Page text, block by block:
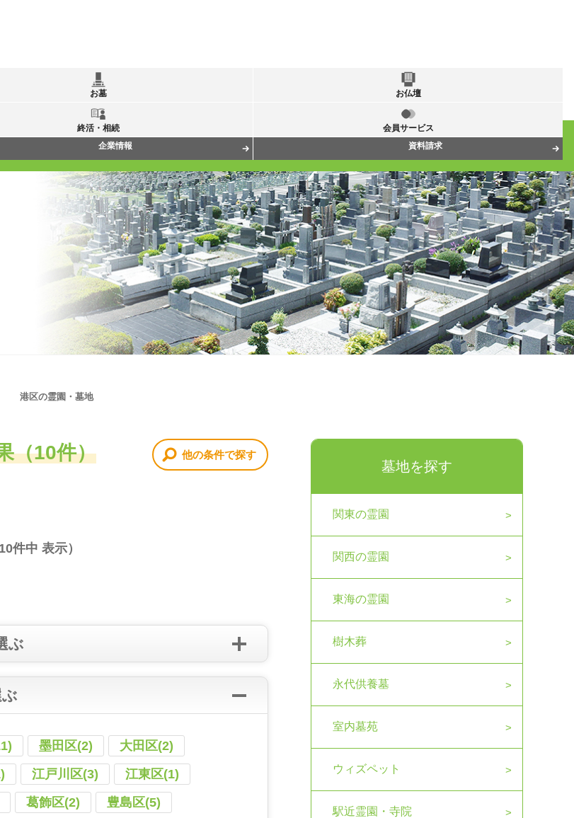
お墓 お仏壇
終活・相続
会員サービス
企業情報 資料請求
港区の霊園・墓地
（10件） 他の条件で探す
10件中 表示）
ぶ
墨田区(2)
大田区(2)
江戸川区(3)
江東区(1)
葛飾区(2)
豊島区(5)
墓地を探す
関東の霊園
関西の霊園
東海の霊園
樹木葬
永代供養墓
室内墓苑
ウィズペット
駅近霊園・寺院